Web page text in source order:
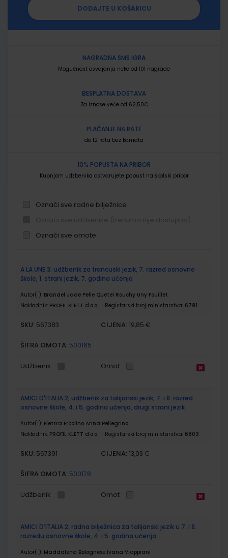
DODAJTE U KOŠARICU
NAGRADNA SMS IGRA
Mogućnost osvajanja neke od 101 nagrade
BESPLATNA DOSTAVA
Za iznose veće od 62,50€
PLAĆANJE NA RATE
do 12 rata bez kamata
10% POPUSTA NA PRIBOR
Kupnjom udžbenika ostvarujete popust na školski pribor
Označi sve radne bilježnice
Označi sve omote
proizvodi
A LA UNE 3; udžbenik za francuski jezik, 7. razred osnovne
škole, 1. strani jezik, 7. godina učenja
Autor(i): Brandel Jade Pelle Quetel Rouchy Uny Fouillet
Nakladnik: PROFIL KLETT d.o.o. Registarski broj ministarstva: 6791
SKU: 567383 CIJENA: 19,85 €
ŠIFRA OMOTA: 500165
Udžbenik Omot
AMICI D'ITALIA 2; udžbenik za talijanski jezik, 7. i 8. razred
osnovne škole, 4. i 5. godina učenja, drugi strani jezik
Autor(i): Elettra Ercolino Anna Pellegrino
Nakladnik: PROFIL KLETT d.o.o. Registarski broj ministarstva: 6803
SKU: 567391 CIJENA: 13,03 €
ŠIFRA OMOTA: 500178
Udžbenik Omot
AMICI D'ITALIA 2; radna bilježnica za talijanski jezik u 7. i 8.
razredu osnovne škole, 4. i 5. godina učenja
Autor(i): Maddalena Bolognese Ivana Viappiani